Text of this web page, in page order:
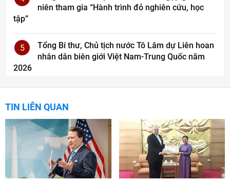
niên tham gia “Hành trình đỏ nghiên cứu, học
tập”
5
Tổng Bí thư, Chủ tịch nước Tô Lâm dự Liên hoan
nhân dân biên giới Việt Nam-Trung Quốc năm
2026
TIN LIÊN QUAN